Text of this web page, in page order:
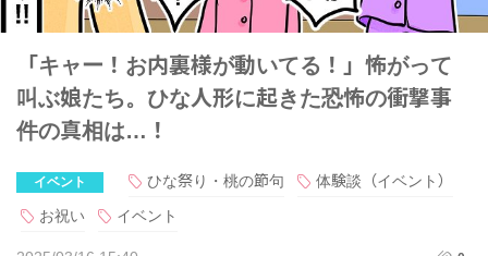
「キャー！お内裏様が動いてる！」怖がって
叫ぶ娘たち。ひな人形に起きた恐怖の衝撃事
件の真相は…！
イベント ひな祭り・桃の節句
体験談（イベント）
お祝い
イベント